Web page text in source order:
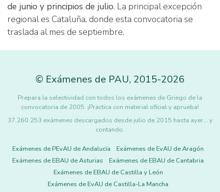
de junio y principios de julio. La principal excepción
regional es Cataluña, donde esta convocatoria se
traslada al mes de septiembre.
© Exámenes de PAU, 2015-2026
Prepara la selectividad con todos los exámenes de Griego de la
convocatoria de 2005. ¡Practica con material oficial y aprueba!
37.260.253 exámenes descargados desde julio de 2015 hasta ayer... y
contando.
Exámenes de PEvAU de Andalucía
Exámenes de EvAU de Aragón
Exámenes de EBAU de Asturias
Exámenes de EBAU de Cantabria
Exámenes de EBAU de Castilla y León
Exámenes de EvAU de Castilla-La Mancha